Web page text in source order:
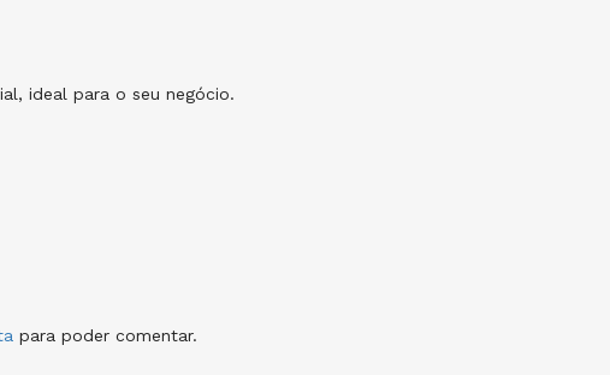
ideal para o seu negócio.
para poder comentar.